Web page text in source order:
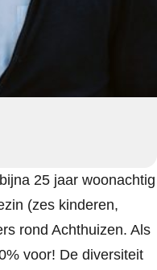
25 jaar woonachtig
(zes kinderen,
rond Achthuizen. Als
% voor! De diversiteit